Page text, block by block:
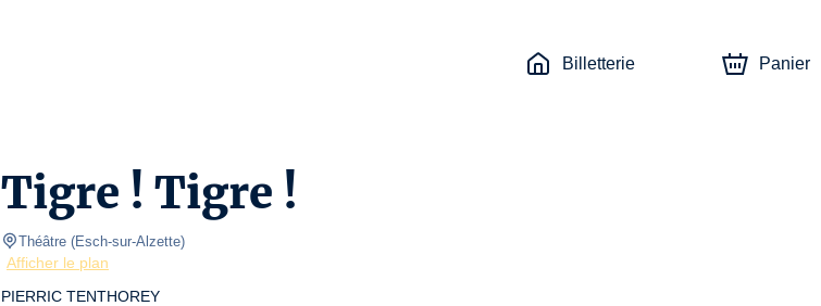
Billetterie Panier
Tigre ! Tigre !
Théâtre (Esch-sur-Alzette)
Afficher le plan
PIERRIC TENTHOREY